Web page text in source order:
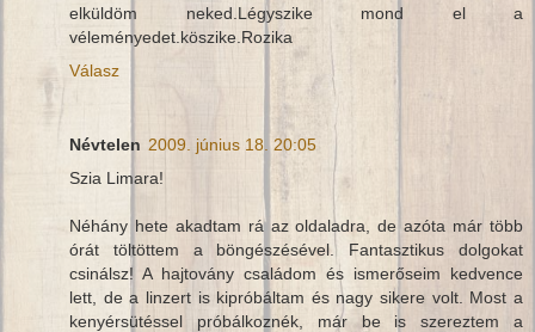
elküldöm neked.Légyszike mond el a
véleményedet.köszike.Rozika
Válasz
Névtelen 2009. június 18. 20:05
Szia Limara!
Néhány hete akadtam rá az oldaladra, de azóta már több
órát töltöttem a böngészésével. Fantasztikus dolgokat
csinálsz! A hajtovány családom és ismerőseim kedvence
lett, de a linzert is kipróbáltam és nagy sikere volt. Most a
kenyérsütéssel próbálkoznék, már be is szereztem a